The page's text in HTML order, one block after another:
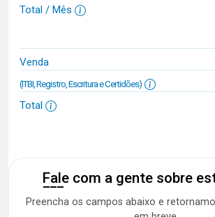
Total / Mês
Venda
(ITBI, Registro, Escritura e Certidões)
Total
Fale com a gente sobre
Preencha os campos abaixo e